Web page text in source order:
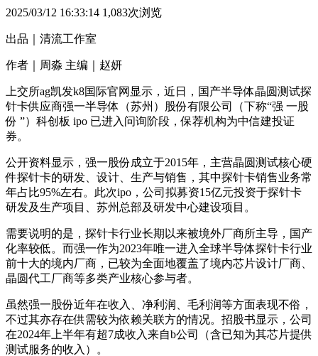
2025/03/12 16:33:14 1,083次浏览
出品｜清流工作室
作者｜周淼 主编｜赵妍
上交所ag凯发k8国际官网显示，近日，国产半导体晶圆测试探
针卡供应商强一半导体（苏州）股份有限公司（下称“强 一股
份 ”）科创板 ipo 已进入问询阶段，保荐机构为中信建投证
券。
公开资料显示，强一股份成立于2015年，主营晶圆测试核心硬
件探针卡的研发、设计、生产与销售，其中探针卡销售业务常
年占比95%左右。此次ipo，公司拟募资15亿元投资于探针卡
研发及生产项目、苏州总部及研发中心建设项目。
需要说明的是，探针卡行业长期以来被境外厂商所主导，国产
化率较低。而强一作为2023年唯一进入全球半导体探针卡行业
前十大的境内厂商，已较为全面地覆盖了境内芯片设计厂商、
晶圆代工厂商等多类产业核心参与者。
虽然强一股份近年在收入、净利润、毛利润等方面表现不俗，
不过其亦存在供需较为依赖关联方的情况。招股书显示，公司
在2024年上半年有超7成收入来自b公司（含已知为其芯片提供
测试服务的收入）。